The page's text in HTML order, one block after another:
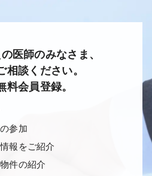
医師のみなさま、
相談ください。
料会員登録。
参加
報をご紹介
件の紹介